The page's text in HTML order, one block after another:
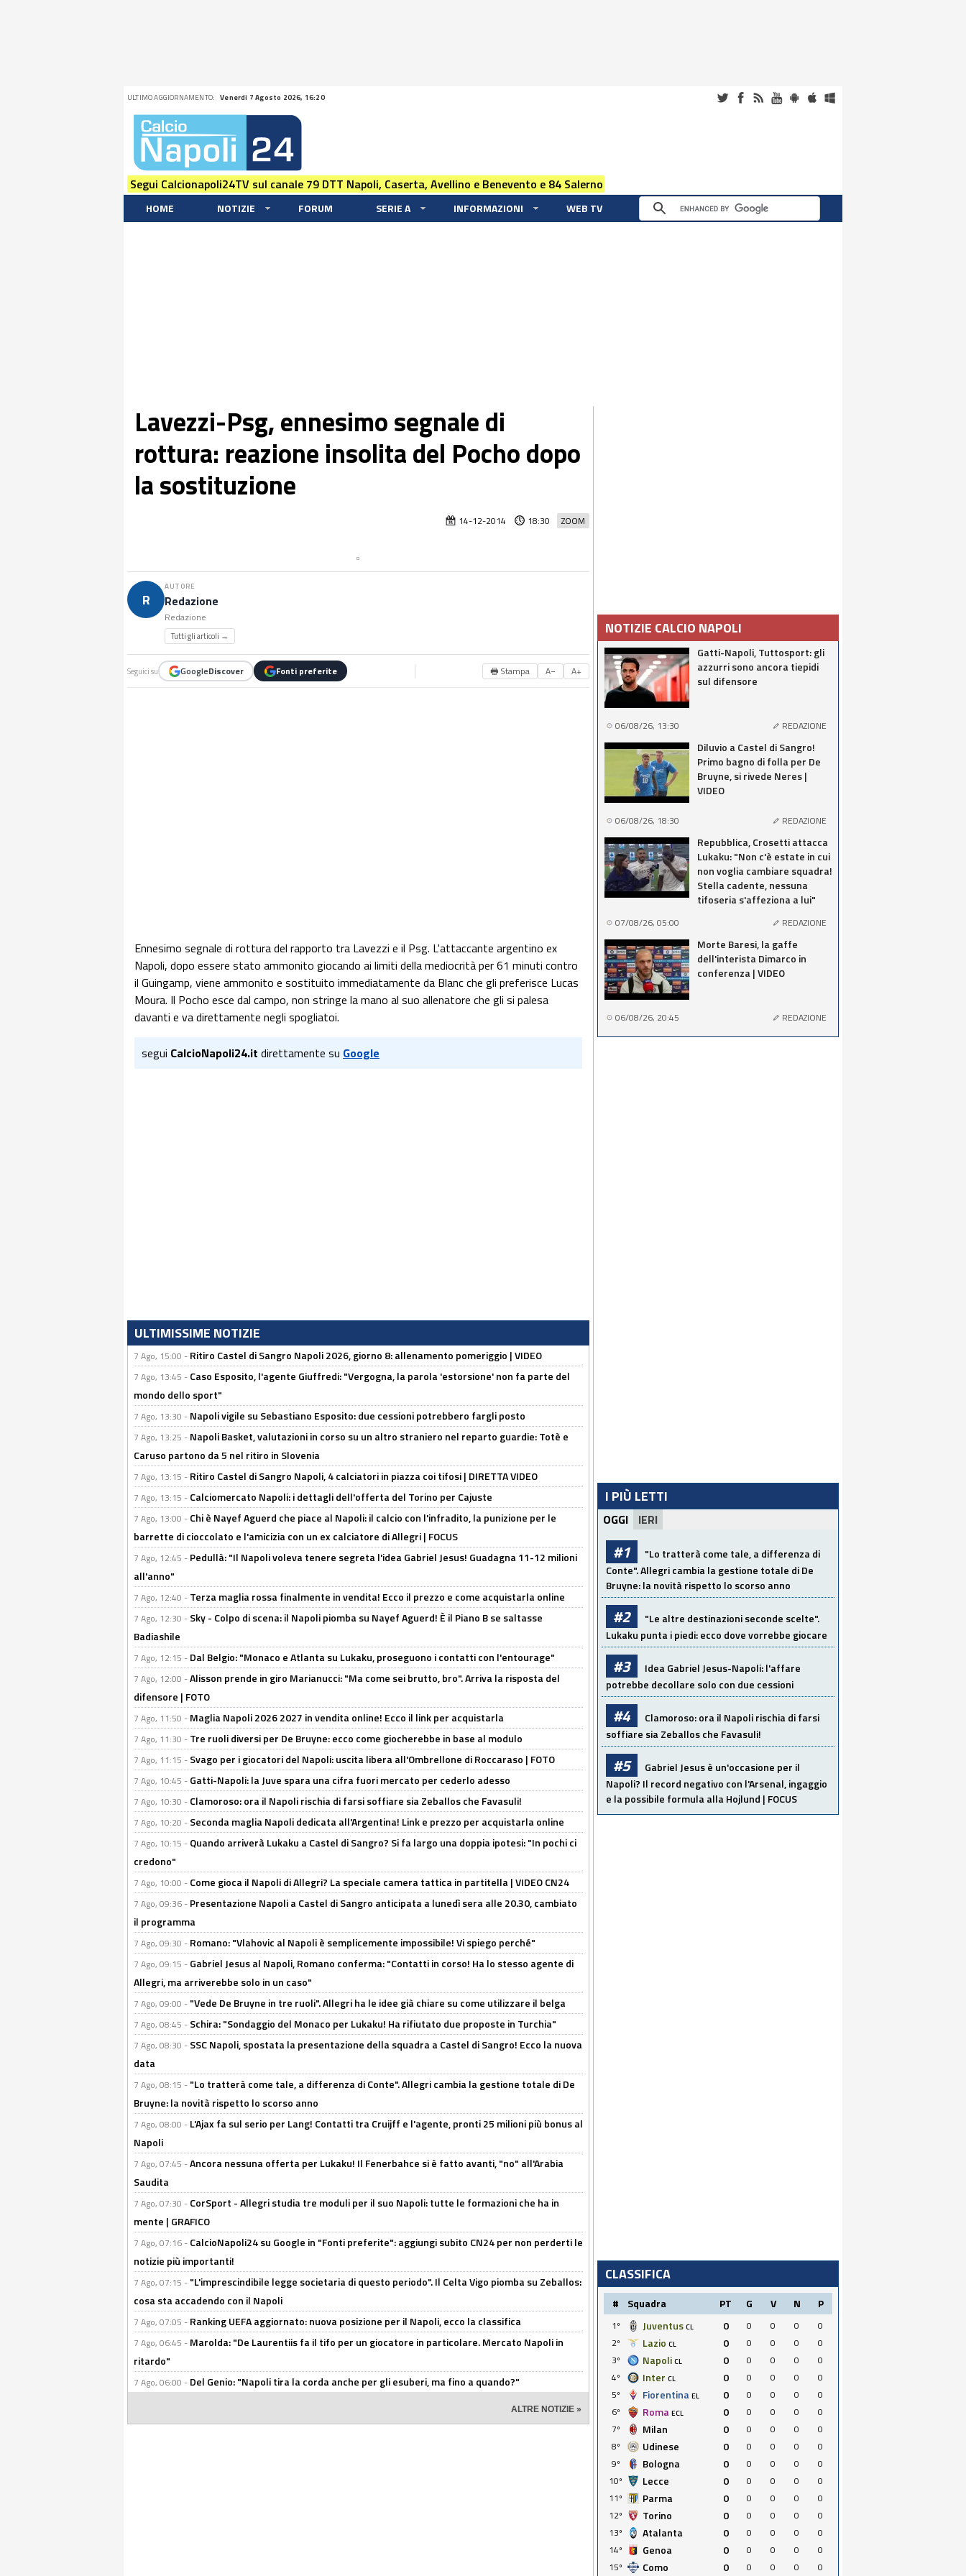
ULTIMO AGGIORNAMENTO: Venerdi 7 Agosto 2026, 16:20
Segui Calcionapoli24TV sul canale 79 DTT Napoli, Caserta, Avellino e Benevento e 84 Salerno
HOME NOTIZIE FORUM SERIE A INFORMAZIONI WEB TV
Lavezzi-Psg, ennesimo segnale di
rottura: reazione insolita del Pocho dopo
la sostituzione
ZOOM
14-12-2014 18:30
R
AUTORE
Redazione
Redazione
Tutti gli articoli →
Seguici su GoogleDiscover Fonti preferite 🖶 Stampa A− A+
Ennesimo segnale di rottura del rapporto tra Lavezzi e il Psg. L'attaccante argentino ex
Napoli, dopo essere stato ammonito giocando ai limiti della mediocrità per 61 minuti contro
il Guingamp, viene ammonito e sostituito immediatamente da Blanc che gli preferisce Lucas
Moura. Il Pocho esce dal campo, non stringe la mano al suo allenatore che gli si palesa
davanti e va direttamente negli spogliatoi.
segui CalcioNapoli24.it direttamente su Google
ULTIMISSIME NOTIZIE
7 Ago, 15:00 - Ritiro Castel di Sangro Napoli 2026, giorno 8: allenamento pomeriggio | VIDEO
7 Ago, 13:45 - Caso Esposito, l'agente Giuffredi: "Vergogna, la parola 'estorsione' non fa parte del
mondo dello sport"
7 Ago, 13:30 - Napoli vigile su Sebastiano Esposito: due cessioni potrebbero fargli posto
7 Ago, 13:25 - Napoli Basket, valutazioni in corso su un altro straniero nel reparto guardie: Totè e
Caruso partono da 5 nel ritiro in Slovenia
7 Ago, 13:15 - Ritiro Castel di Sangro Napoli, 4 calciatori in piazza coi tifosi | DIRETTA VIDEO
7 Ago, 13:15 - Calciomercato Napoli: i dettagli dell'offerta del Torino per Cajuste
7 Ago, 13:00 - Chi è Nayef Aguerd che piace al Napoli: il calcio con l'infradito, la punizione per le
barrette di cioccolato e l'amicizia con un ex calciatore di Allegri | FOCUS
7 Ago, 12:45 - Pedullà: "Il Napoli voleva tenere segreta l'idea Gabriel Jesus! Guadagna 11-12 milioni
all'anno"
7 Ago, 12:40 - Terza maglia rossa finalmente in vendita! Ecco il prezzo e come acquistarla online
7 Ago, 12:30 - Sky - Colpo di scena: il Napoli piomba su Nayef Aguerd! È il Piano B se saltasse
Badiashile
7 Ago, 12:15 - Dal Belgio: "Monaco e Atlanta su Lukaku, proseguono i contatti con l'entourage"
7 Ago, 12:00 -Alisson prende in giro Marianucci: "Ma come sei brutto, bro". Arriva la risposta del
difensore | FOTO
7 Ago, 11:50 - Maglia Napoli 2026 2027 in vendita online! Ecco il link per acquistarla
7 Ago, 11:30 - Tre ruoli diversi per De Bruyne: ecco come giocherebbe in base al modulo
7 Ago, 11:15 - Svago per i giocatori del Napoli: uscita libera all'Ombrellone di Roccaraso | FOTO
7 Ago, 10:45 - Gatti-Napoli: la Juve spara una cifra fuori mercato per cederlo adesso
7 Ago, 10:30 - Clamoroso: ora il Napoli rischia di farsi soffiare sia Zeballos che Favasuli!
7 Ago, 10:20 - Seconda maglia Napoli dedicata all'Argentina! Link e prezzo per acquistarla online
7 Ago, 10:15 - Quando arriverà Lukaku a Castel di Sangro? Si fa largo una doppia ipotesi: "In pochi ci
credono"
7 Ago, 10:00 - Come gioca il Napoli di Allegri? La speciale camera tattica in partitella | VIDEO CN24
7 Ago, 09:36 - Presentazione Napoli a Castel di Sangro anticipata a lunedì sera alle 20.30, cambiato
il programma
7 Ago, 09:30 - Romano: "Vlahovic al Napoli è semplicemente impossibile! Vi spiego perché"
7 Ago, 09:15 - Gabriel Jesus al Napoli, Romano conferma: "Contatti in corso! Ha lo stesso agente di
Allegri, ma arriverebbe solo in un caso"
7 Ago, 09:00 - "Vede De Bruyne in tre ruoli". Allegri ha le idee già chiare su come utilizzare il belga
7 Ago, 08:45 - Schira: "Sondaggio del Monaco per Lukaku! Ha rifiutato due proposte in Turchia"
7 Ago, 08:30 - SSC Napoli, spostata la presentazione della squadra a Castel di Sangro! Ecco la nuova
data
7 Ago, 08:15 - "Lo tratterà come tale, a differenza di Conte". Allegri cambia la gestione totale di De
Bruyne: la novità rispetto lo scorso anno
7 Ago, 08:00 - L'Ajax fa sul serio per Lang! Contatti tra Cruijff e l'agente, pronti 25 milioni più bonus al
Napoli
7 Ago, 07:45 -Ancora nessuna offerta per Lukaku! Il Fenerbahce si è fatto avanti, "no" all'Arabia
Saudita
7 Ago, 07:30 - CorSport - Allegri studia tre moduli per il suo Napoli: tutte le formazioni che ha in
mente | GRAFICO
7 Ago, 07:16 - CalcioNapoli24 su Google in "Fonti preferite": aggiungi subito CN24 per non perderti le
notizie più importanti!
7 Ago, 07:15 - "L'imprescindibile legge societaria di questo periodo". Il Celta Vigo piomba su Zeballos:
cosa sta accadendo con il Napoli
7 Ago, 07:05 - Ranking UEFA aggiornato: nuova posizione per il Napoli, ecco la classifica
7 Ago, 06:45 - Marolda: "De Laurentiis fa il tifo per un giocatore in particolare. Mercato Napoli in
ritardo"
7 Ago, 06:00 - Del Genio: "Napoli tira la corda anche per gli esuberi, ma fino a quando?"
ALTRE NOTIZIE »
NOTIZIE CALCIO NAPOLI
Gatti-Napoli, Tuttosport: gli
azzurri sono ancora tiepidi
sul difensore
06/08/26, 13:30 REDAZIONE
Diluvio a Castel di Sangro!
Primo bagno di folla per De
Bruyne, si rivede Neres |
VIDEO
06/08/26, 18:30 REDAZIONE
Repubblica, Crosetti attacca
Lukaku: "Non c'è estate in cui
non voglia cambiare squadra!
Stella cadente, nessuna
tifoseria s'affeziona a lui"
07/08/26, 05:00 REDAZIONE
Morte Baresi, la gaffe
dell'interista Dimarco in
conferenza | VIDEO
06/08/26, 20:45 REDAZIONE
I PIÙ LETTI
OGGI IERI
#1
"Lo tratterà come tale, a differenza di
Conte". Allegri cambia la gestione totale di De
Bruyne: la novità rispetto lo scorso anno
#2
"Le altre destinazioni seconde scelte".
Lukaku punta i piedi: ecco dove vorrebbe giocare
#3
Idea Gabriel Jesus-Napoli: l'affare
potrebbe decollare solo con due cessioni
#4
Clamoroso: ora il Napoli rischia di farsi
soffiare sia Zeballos che Favasuli!
#5
Gabriel Jesus è un'occasione per il
Napoli? Il record negativo con l'Arsenal, ingaggio
e la possibile formula alla Hojlund | FOCUS
CLASSIFICA
# Squadra PT G V N P
1º Juventus CL 0 0 0 0
0
2º
Lazio CL 0 0 0 0
0
3º
Napoli CL 0 0 0 0
0
4º
Inter CL 0 0 0 0
0
5º
Fiorentina EL 0 0 0 0
0
6º
Roma ECL 0 0 0 0
0
7º
Milan 0 0 0 0
0
8º
Udinese 0 0 0 0
0
9º
Bologna 0 0 0 0
0
10º
Lecce 0 0 0 0
0
11º
Parma 0 0 0 0
0
12º
Torino 0 0 0 0
0
13º
Atalanta 0 0 0 0
0
14º
Genoa 0 0 0 0
0
15º
Como 0 0 0 0 0